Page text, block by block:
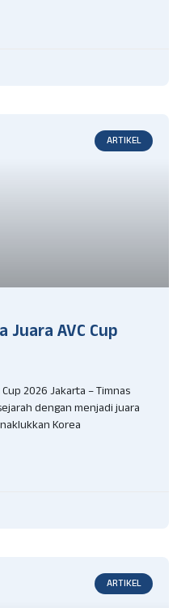
ARTIKEL
Juara AVC Cup
2026 Jakarta – Timnas
dengan menjadi juara
Korea
ARTIKEL